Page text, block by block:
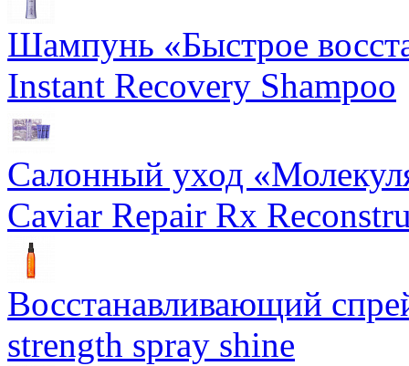
Шампунь «Быстрое
Instant Recovery Shampoo
Салонный уход
Caviar Repair Rx
Восстанавливающий
strength spray shine